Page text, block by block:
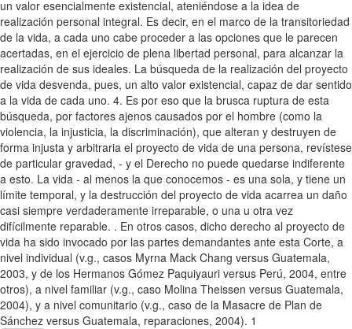
un valor esencialmente existencial, ateniéndose a la idea de
realización personal integral. Es decir, en el marco de la transitoriedad
de la vida, a cada uno cabe proceder a las opciones que le parecen
acertadas, en el ejercicio de plena libertad personal, para alcanzar la
realización de sus ideales. La búsqueda de la realización del proyecto
de vida desvenda, pues, un alto valor existencial, capaz de dar sentido
a la vida de cada uno. 4. Es por eso que la brusca ruptura de esta
búsqueda, por factores ajenos causados por el hombre (como la
violencia, la injusticia, la discriminación), que alteran y destruyen de
forma injusta y arbitraria el proyecto de vida de una persona, revístese
de particular gravedad, - y el Derecho no puede quedarse indiferente
a esto. La vida - al menos la que conocemos - es una sola, y tiene un
límite temporal, y la destrucción del proyecto de vida acarrea un daño
casi siempre verdaderamente irreparable, o una u otra vez
difícilmente reparable. . En otros casos, dicho derecho al proyecto de
vida ha sido invocado por las partes demandantes ante esta Corte, a
nivel individual (v.g., casos Myrna Mack Chang versus Guatemala,
2003, y de los Hermanos Gómez Paquiyauri versus Perú, 2004, entre
otros), a nivel familiar (v.g., caso Molina Theissen versus Guatemala,
2004), y a nivel comunitario (v.g., caso de la Masacre de Plan de
Sánchez versus Guatemala, reparaciones, 2004). 1